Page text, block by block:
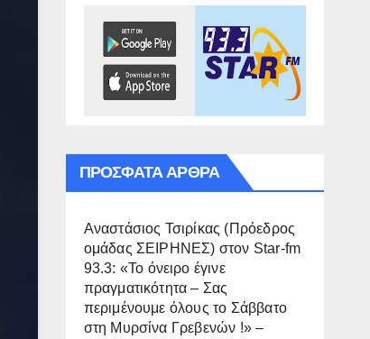
ΠΡΌΣΦΑΤΑ ΆΡΘΡΑ
Αναστάσιος Τσιρίκας (Πρόεδρος
ομάδας ΣΕΙΡΗΝΕΣ) στον Star-fm
93.3: «Το όνειρο έγινε
πραγματικότητα – Σας
περιμένουμε όλους το Σάββατο
στη Μυρσίνα Γρεβενών !» –